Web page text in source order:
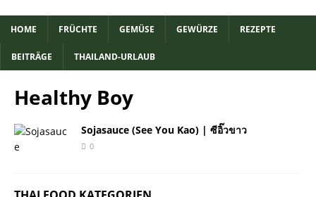
HOME FRÜCHTE GEMÜSE GEWÜRZE REZEPTE
BEITRÄGE THAILAND-URLAUB
Healthy Boy
Sojasauce (See You Kao) | ซีอิ๊วขาว
0